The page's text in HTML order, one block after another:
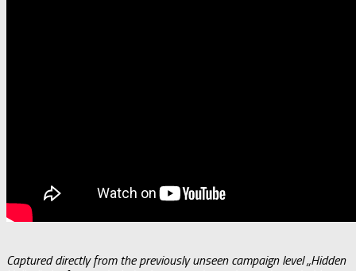
Captured directly from the previously unseen campaign level „Hidden